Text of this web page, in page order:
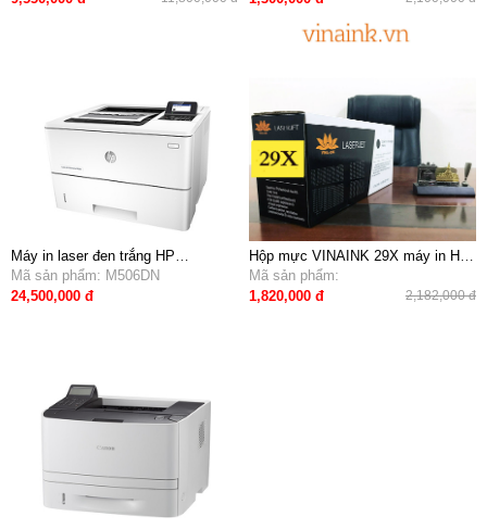
Máy in laser đen trắng HP
ENTERPRISE M506DN (F2A69A) (
tự động in 2 mặt, in mạng)
Mã sản phẩm: M506DN
24,500,000 đ
Hộp mực VINAINK 29X máy in HP
5000,5100Mã sản phẩm:
1,820,000 đ
2,182,000 đ